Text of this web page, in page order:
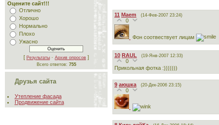
Оцените сайт!!!
Отлично
Хорошо
Нормально
Плохо
Ужасно
[ Результаты · Архив опросов ]
Всего ответов: 755
Друзья сайта
Утепление фасада
Продвижение сайта
11 Maem (14-Фев-2007 23:24)
0
Фон соотвествует лицам
10 RAUL (19-Янв-2007 12:33)
0
Прикольная фотка :)))))))
9 аюшка (20-Дек-2006 23:15)
0